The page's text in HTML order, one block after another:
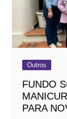
Outros
FUNDO
PARA